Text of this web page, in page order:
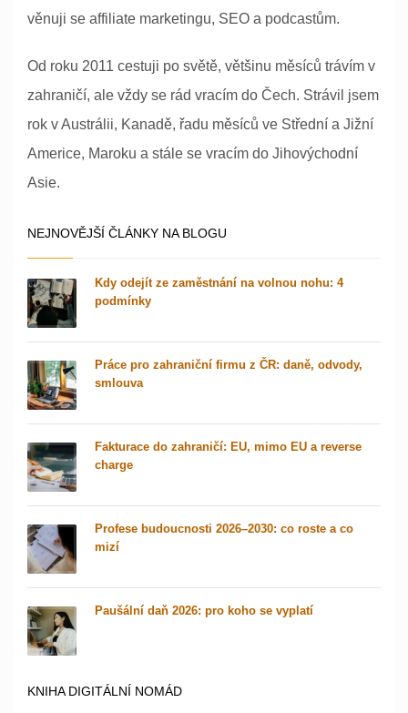
věnuji se affiliate marketingu, SEO a podcastům.
Od roku 2011 cestuji po světě, většinu měsíců trávím v
zahraničí, ale vždy se rád vracím do Čech. Strávil jsem
rok v Austrálii, Kanadě, řadu měsíců ve Střední a Jižní
Americe, Maroku a stále se vracím do Jihovýchodní
Asie.
NEJNOVĚJŠÍ ČLÁNKY NA BLOGU
Kdy odejít ze zaměstnání na volnou nohu: 4
podmínky
Práce pro zahraniční firmu z ČR: daně, odvody,
smlouva
Fakturace do zahraničí: EU, mimo EU a reverse
charge
Profese budoucnosti 2026–2030: co roste a co
mizí
Paušální daň 2026: pro koho se vyplatí
KNIHA DIGITÁLNÍ NOMÁD